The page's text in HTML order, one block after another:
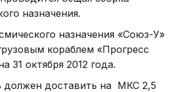
назначения.
назначения «Союз-У»
кораблем «Прогресс
31 октября 2012 года.
должен доставить на МКС 2,5